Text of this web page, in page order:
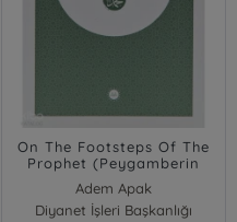
On The Footsteps Of The
Prophet (Peygamberin
İzinde)
Adem Apak
Ahmet Önkal
Diyanet İşleri Başkanlığı